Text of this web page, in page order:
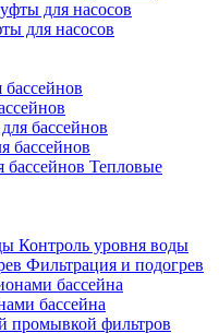
для насосов
бассейнов
Тепловые
Контроль уровня воды
Фильтрация и подогрев
бассейна